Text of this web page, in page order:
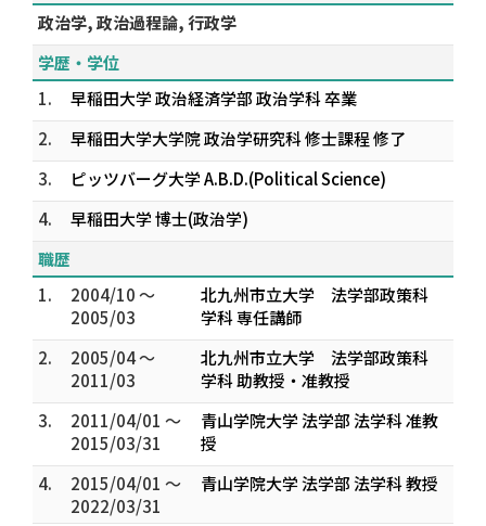
政治学, 政治過程論, 行政学
学歴・学位
1.
早稲田大学 政治経済学部 政治学科 卒業
2.
早稲田大学大学院 政治学研究科 修士課程 修了
3.
ピッツバーグ大学 A.B.D.(Political Science)
4.
早稲田大学 博士(政治学)
職歴
1.
2004/10 ～
2005/03
北九州市立大学 法学部政策科
学科 専任講師
2.
2005/04 ～
2011/03
北九州市立大学 法学部政策科
学科 助教授・准教授
3.
2011/04/01 ～
2015/03/31
青山学院大学 法学部 法学科 准教
授
4.
2015/04/01 ～
2022/03/31
青山学院大学 法学部 法学科 教授